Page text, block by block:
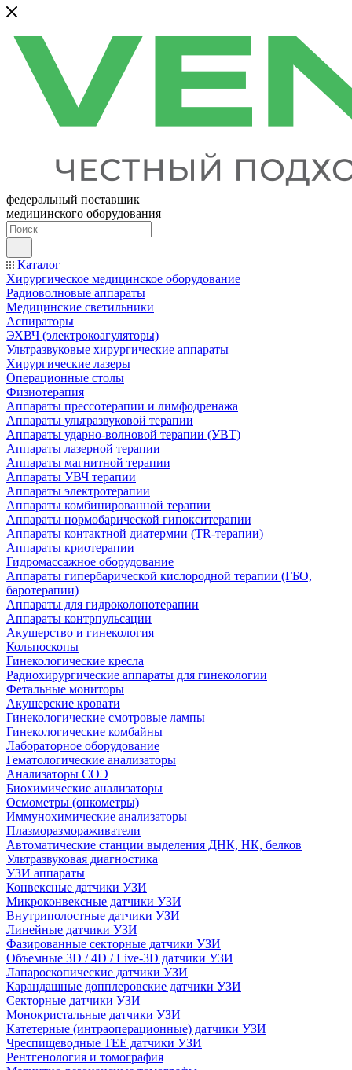
федеральный поставщик
медицинского оборудования
Каталог
Хирургическое медицинское оборудование
Радиоволновые аппараты
Медицинские светильники
Аспираторы
ЭХВЧ (электрокоагуляторы)
Ультразвуковые хирургические аппараты
Хирургические лазеры
Операционные столы
Физиотерапия
Аппараты прессотерапии и лимфодренажа
Аппараты ультразвуковой терапии
Аппараты ударно-волновой терапии (УВТ)
Аппараты лазерной терапии
Аппараты магнитной терапии
Аппараты УВЧ терапии
Аппараты электротерапии
Аппараты комбинированной терапии
Аппараты нормобарической гипокситерапии
Аппараты контактной диатермии (TR-терапии)
Аппараты криотерапии
Гидромассажное оборудование
Аппараты гипербарической кислородной терапии (ГБО,
баротерапии)
Аппараты для гидроколонотерапии
Аппараты контрпульсации
Акушерство и гинекология
Кольпоскопы
Гинекологические кресла
Радиохирургические аппараты для гинекологии
Фетальные мониторы
Акушерские кровати
Гинекологические смотровые лампы
Гинекологические комбайны
Лабораторное оборудование
Гематологические анализаторы
Анализаторы СОЭ
Биохимические анализаторы
Осмометры (онкометры)
Иммунохимические анализаторы
Плазморазмораживатели
Автоматические станции выделения ДНК, НК, белков
Ультразвуковая диагностика
УЗИ аппараты
Конвексные датчики УЗИ
Микроконвексные датчики УЗИ
Внутриполостные датчики УЗИ
Линейные датчики УЗИ
Фазированные секторные датчики УЗИ
Объемные 3D / 4D / Live-3D датчики УЗИ
Лапароскопические датчики УЗИ
Карандашные допплеровские датчики УЗИ
Секторные датчики УЗИ
Монокристальные датчики УЗИ
Катетерные (интраоперационные) датчики УЗИ
Чреспищеводные TEE датчики УЗИ
Рентгенология и томография